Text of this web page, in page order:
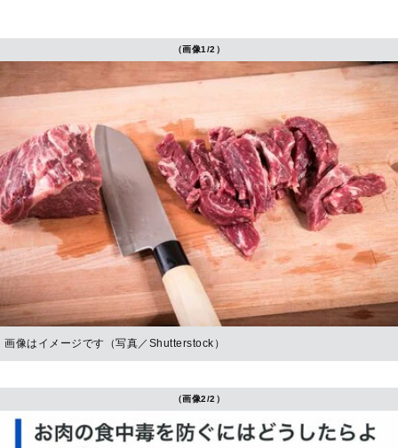
（画像1/2）
画像はイメージです（写真／Shutterstock）
（画像2/2）